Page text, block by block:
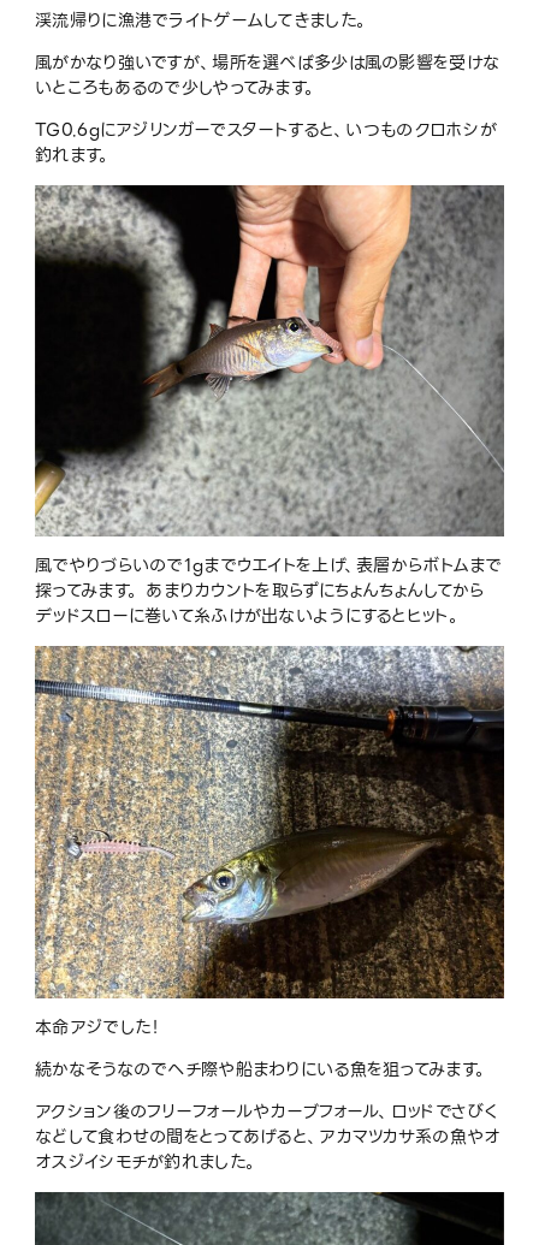
渓流帰りに漁港でライトゲームしてきました。
風がかなり強いですが、場所を選べば多少は風の影響を受けな
いところもあるので少しやってみます。
TG0.6gにアジリンガーでスタートすると、いつものクロホシが
釣れます。
風でやりづらいので1gまでウエイトを上げ、表層からボトムまで
探ってみます。 あまりカウントを取らずにちょんちょんしてから
デッドスローに巻いて糸ふけが出ないようにするとヒット。
本命アジでした！
続かなそうなのでヘチ際や船まわりにいる魚を狙ってみます。
アクション後のフリーフォールやカーブフォール、ロッドでさびく
などして食わせの間をとってあげると、アカマツカサ系の魚やオ
オスジイシモチが釣れました。